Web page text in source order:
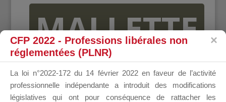
MALLETTE
DU
CFP 2022 - Professions libérales non
réglementées (PLNR)
La loi n°2022-172 du 14 février 2022 en faveur de l’activité
professionnelle indépendante a introduit des modifications
législatives qui ont pour conséquence de rattacher les